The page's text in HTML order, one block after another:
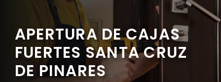
APERTURA DE CAJAS
FUERTES SANTA CRUZ
DE PINARES